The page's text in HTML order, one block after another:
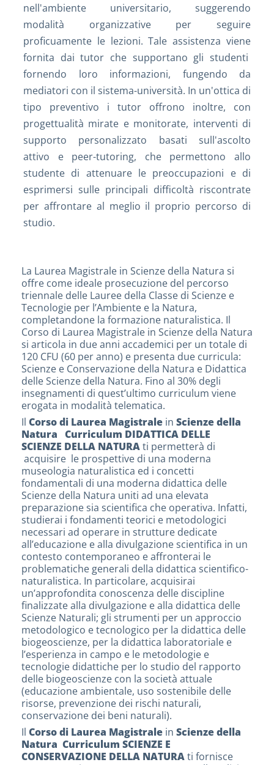
nell'ambiente universitario, suggerendo
modalità organizzative per seguire
proficuamente le lezioni. Tale assistenza viene
fornita dai tutor che supportano gli studenti
fornendo loro informazioni, fungendo da
mediatori con il sistema-università. In un'ottica di
tipo preventivo i tutor offrono inoltre, con
progettualità mirate e monitorate, interventi di
supporto personalizzato basati sull'ascolto
attivo e peer-tutoring, che permettono allo
studente di attenuare le preoccupazioni e di
esprimersi sulle principali difficoltà riscontrate
per affrontare al meglio il proprio percorso di
studio.
La Laurea Magistrale in Scienze della Natura si
offre come ideale prosecuzione del percorso
triennale delle Lauree della Classe di Scienze e
Tecnologie per l’Ambiente e la Natura,
completandone la formazione naturalistica. Il
Corso di Laurea Magistrale in Scienze della Natura
si articola in due anni accademici per un totale di
120 CFU (60 per anno) e presenta due curricula:
Scienze e Conservazione della Natura e Didattica
delle Scienze della Natura. Fino al 30% degli
insegnamenti di quest’ultimo curriculum viene
erogata in modalità telematica.
Il Corso di Laurea Magistrale in Scienze della
Natura Curriculum DIDATTICA DELLE
SCIENZE DELLA NATURAti permetterà di
acquisire le prospettive di una moderna
museologia naturalistica ed i concetti
fondamentali di una moderna didattica delle
Scienze della Natura uniti ad una elevata
preparazione sia scientifica che operativa. Infatti,
studierai i fondamenti teorici e metodologici
necessari ad operare in strutture dedicate
all’educazione e alla divulgazione scientifica in un
contesto contemporaneo e affronterai le
problematiche generali della didattica scientifico-
naturalistica. In particolare, acquisirai
un’approfondita conoscenza delle discipline
finalizzate alla divulgazione e alla didattica delle
Scienze Naturali; gli strumenti per un approccio
metodologico e tecnologico per la didattica delle
biogeoscienze, per la didattica laboratoriale e
l’esperienza in campo e le metodologie e
tecnologie didattiche per lo studio del rapporto
delle biogeoscienze con la società attuale
(educazione ambientale, uso sostenibile delle
risorse, prevenzione dei rischi naturali,
conservazione dei beni naturali).
Il Corso di Laurea Magistrale in Scienze della
Natura Curriculum SCIENZE E
CONSERVAZIONE DELLA NATURAti fornisce